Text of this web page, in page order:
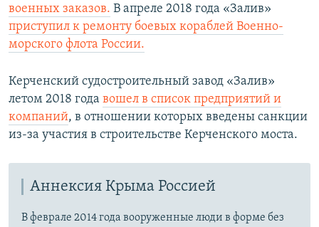
военных заказов. В апреле 2018 года «Залив»
приступил к ремонту боевых кораблей Военно-
морского флота России.
Керченский судостроительный завод «Залив»
летом 2018 года вошел в список предприятий и
компаний, в отношении которых введены санкции
из-за участия в строительстве Керченского моста.
Аннексия Крыма Россией
В феврале 2014 года вооруженные люди в форме без